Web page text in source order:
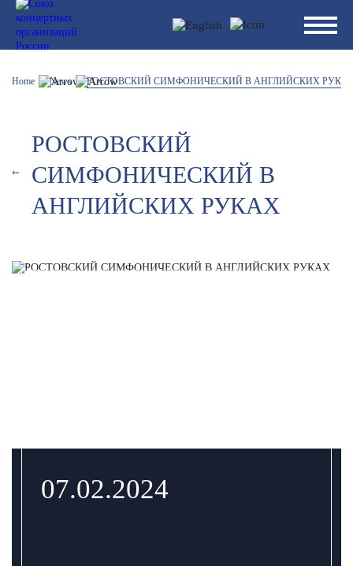
Home News РОСТОВСКИЙ СИМФОНИЧЕСКИЙ В АНГЛИЙСКИХ
РОСТОВСКИЙ
СИМФОНИЧЕСКИЙ В
АНГЛИЙСКИХ РУКАХ
07.02.2024